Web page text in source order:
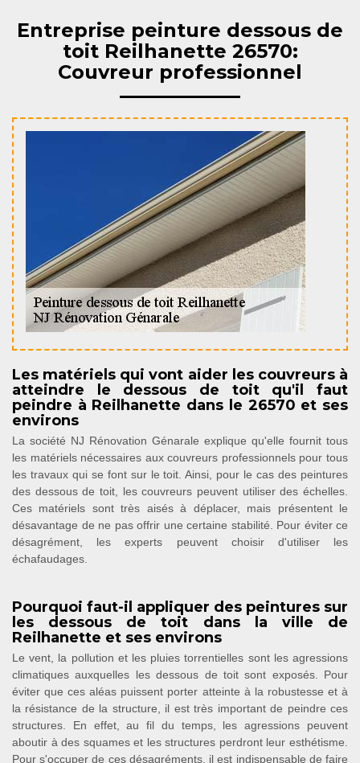
Entreprise peinture dessous de
toit Reilhanette 26570:
Couvreur professionnel
Les matériels qui vont aider les couvreurs à
atteindre le dessous de toit qu'il faut
peindre à Reilhanette dans le 26570 et ses
environs
La société NJ Rénovation Génarale explique qu'elle fournit tous
les matériels nécessaires aux couvreurs professionnels pour tous
les travaux qui se font sur le toit. Ainsi, pour le cas des peintures
des dessous de toit, les couvreurs peuvent utiliser des échelles.
Ces matériels sont très aisés à déplacer, mais présentent le
désavantage de ne pas offrir une certaine stabilité. Pour éviter ce
désagrément, les experts peuvent choisir d'utiliser les
échafaudages.
Pourquoi faut-il appliquer des peintures sur
les dessous de toit dans la ville de
Reilhanette et ses environs
Le vent, la pollution et les pluies torrentielles sont les agressions
climatiques auxquelles les dessous de toit sont exposés. Pour
éviter que ces aléas puissent porter atteinte à la robustesse et à
la résistance de la structure, il est très important de peindre ces
structures. En effet, au fil du temps, les agressions peuvent
aboutir à des squames et les structures perdront leur esthétisme.
Pour s'occuper de ces désagréments, il est indispensable de faire